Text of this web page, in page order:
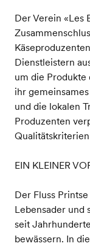
Der Verein «Les
Dienstleistern
um die Produkte
ihr
und die lokalen
Produzenten
EIN KLEINER
Der Fluss
Lebensader und
seit
bewässern. In